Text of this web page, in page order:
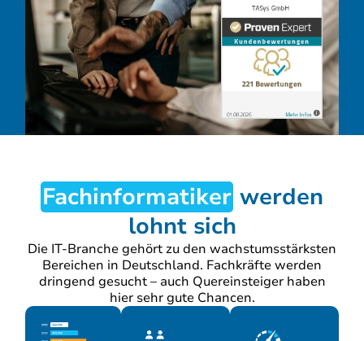
Fachinformatiker werden
lohnt sich
Die IT-Branche gehört zu den wachstumsstärksten
Bereichen in Deutschland. Fachkräfte werden
dringend gesucht – auch Quereinsteiger haben
hier sehr gute Chancen.